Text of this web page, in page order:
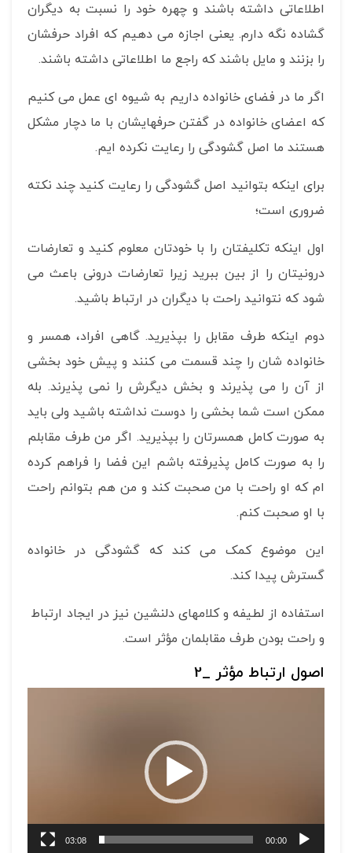
اطلاعاتی داشته باشند و چهره خود را نسبت به دیگران
گشاده نگه دارم. یعنی اجازه می دهیم که افراد حرفشان
را بزنند و مایل باشند که راجع ما اطلاعاتی داشته باشند.
اگر ما در فضای خانواده داریم به شیوه ای عمل می کنیم
که اعضای خانواده در گفتن حرفهایشان با ما دچار مشکل
هستند ما اصل گشودگی را رعایت نکرده ایم.
برای اینکه بتوانید اصل گشودگی را رعایت کنید چند نکته
ضروری است؛
اول اینکه تکلیفتان را با خودتان معلوم کنید و تعارضات
درونیتان را از بین ببرید زیرا تعارضات درونی باعث می
شود که نتوانید راحت با دیگران در ارتباط باشید.
دوم اینکه طرف مقابل را بپذیرید. گاهی افراد، همسر و
خانواده شان را چند قسمت می کنند و پیش خود بخشی
از آن را می پذیرند و بخش دیگرش را نمی پذیرند. بله
ممکن است شما بخشی را دوست نداشته باشید ولی باید
به صورت کامل همسرتان را بپذیرید. اگر من طرف مقابلم
را به صورت کامل پذیرفته باشم این فضا را فراهم کرده
ام که او راحت با من صحبت کند و من هم بتوانم راحت
با او صحبت کنم.
این موضوع کمک می کند که گشودگی در خانواده
گسترش پیدا کند.
استفاده از لطیفه و کلامهای دلنشین نیز در ایجاد ارتباط
و راحت بودن طرف مقابلمان مؤثر است.
اصول ارتباط مؤثر _2
00:00
03:08